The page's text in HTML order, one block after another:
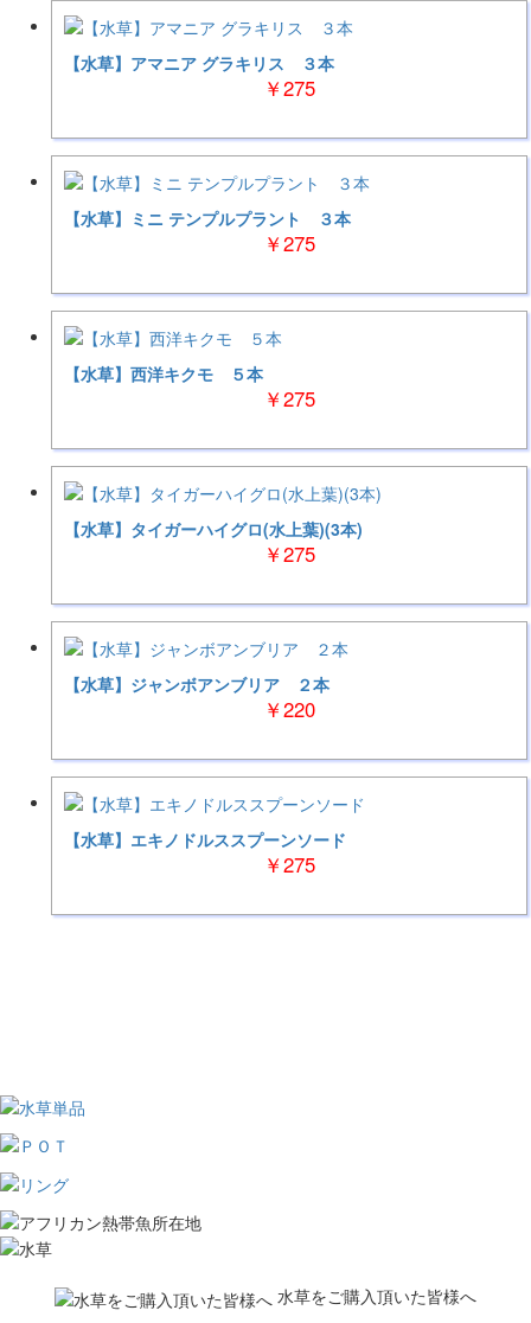
【水草】アマニア グラキリス ３本
￥275
【水草】ミニ テンプルプラント ３本
￥275
【水草】西洋キクモ ５本
￥275
【水草】タイガーハイグロ(水上葉)(3本)
￥275
【水草】ジャンボアンブリア ２本
￥220
【水草】エキノドルススプーンソード
￥275
水草をご購入頂いた皆様へ